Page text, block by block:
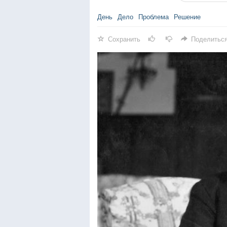
День Дело Проблема Решение
Сохранить